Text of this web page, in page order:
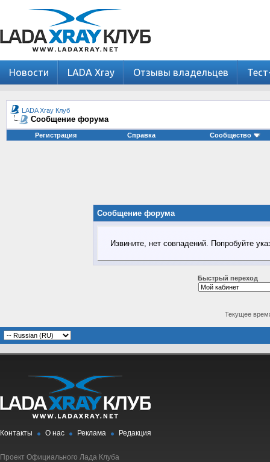
Новости LADA Xray Отзывы владельцев
LADA Xray Клуб
Сообщение форума
Регистрация Справка Сообщество
Сообщение форума
Извините, нет совпадений. Попробуйте
Быстрый переход
Текущее
Контакты О нас Реклама Редакция
Проект Официального Лада Клуба